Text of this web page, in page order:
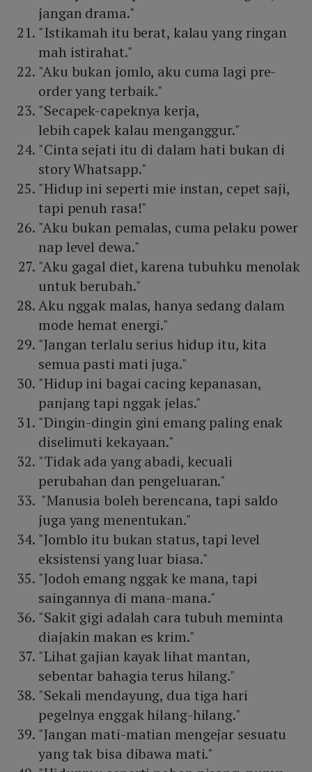
jangan drama."
"Istikamah itu berat, kalau yang ringan
mah istirahat."
"Aku bukan jomlo, aku cuma lagi pre-
order yang terbaik."
"Secapek-capeknya kerja,
lebih capek kalau menganggur."
"Cinta sejati itu di dalam hati bukan di
story Whatsapp."
"Hidup ini seperti mie instan, cepet saji,
tapi penuh rasa!"
"Aku bukan pemalas, cuma pelaku power
nap level dewa."
"Aku gagal diet, karena tubuhku menolak
untuk berubah."
Aku nggak malas, hanya sedang dalam
mode hemat energi."
"Jangan terlalu serius hidup itu, kita
semua pasti mati juga."
"Hidup ini bagai cacing kepanasan,
panjang tapi nggak jelas."
"Dingin-dingin gini emang paling enak
diselimuti kekayaan."
"Tidak ada yang abadi, kecuali
perubahan dan pengeluaran."
"Manusia boleh berencana, tapi saldo
juga yang menentukan."
"Jomblo itu bukan status, tapi level
eksistensi yang luar biasa."
"Jodoh emang nggak ke mana, tapi
saingannya di mana-mana."
"Sakit gigi adalah cara tubuh meminta
diajakin makan es krim."
"Lihat gajian kayak lihat mantan,
sebentar bahagia terus hilang."
"Sekali mendayung, dua tiga hari
pegelnya enggak hilang-hilang."
"Jangan mati-matian mengejar sesuatu
yang tak bisa dibawa mati."